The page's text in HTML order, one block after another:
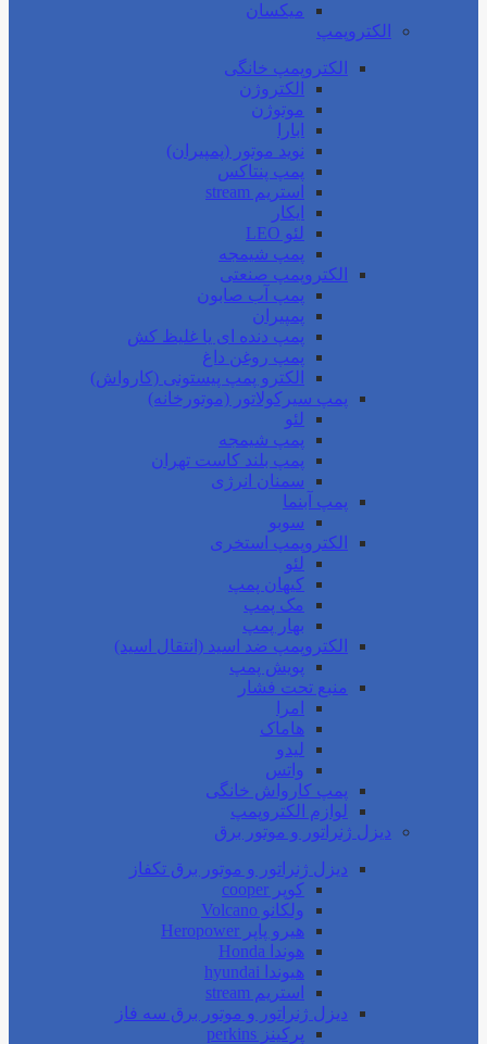
میکسان
الکتروپمپ
الکتروپمپ خانگی
الکتروژن
موتوژن
ابارا
نوید موتور (پمپیران)
پمپ پنتاکس
استریم stream
ایکار
لئو LEO
پمپ شیمجه
الکتروپمپ صنعتی
پمپ آب صابون
پمپیران
پمپ دنده ای یا غلیظ کش
پمپ روغن داغ
الکترو پمپ پیستونی (کارواش)
پمپ سیرکولاتور (موتورخانه)
لئو
پمپ شیمجه
پمپ بلند کاست تهران
سمنان انرژی
پمپ آبنما
سوبو
الکتروپمپ استخری
لئو
کیهان پمپ
مک پمپ
بهار پمپ
الکتروپمپ ضد اسید (انتقال اسید)
پویش پمپ
منبع تحت فشار
امرا
هاماک
لیدو
واتس
پمپ کارواش خانگی
لوازم الکتروپمپ
دیزل ژنراتور و موتور برق
دیزل ژنراتور و موتور برق تکفاز
کوپر cooper
ولکانو Volcano
هیرو پاپر Heropower
هوندا Honda
هیوندا hyundai
استریم stream
دیزل ژنراتور و موتور برق سه فاز
پرکینز perkins